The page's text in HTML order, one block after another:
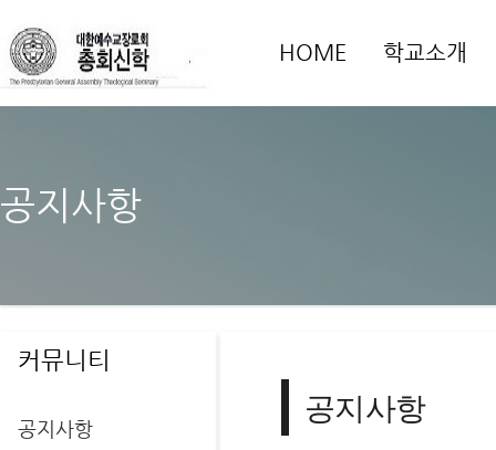
HOME 학교소개
공지사항
커뮤니티
공지사항
공지사항